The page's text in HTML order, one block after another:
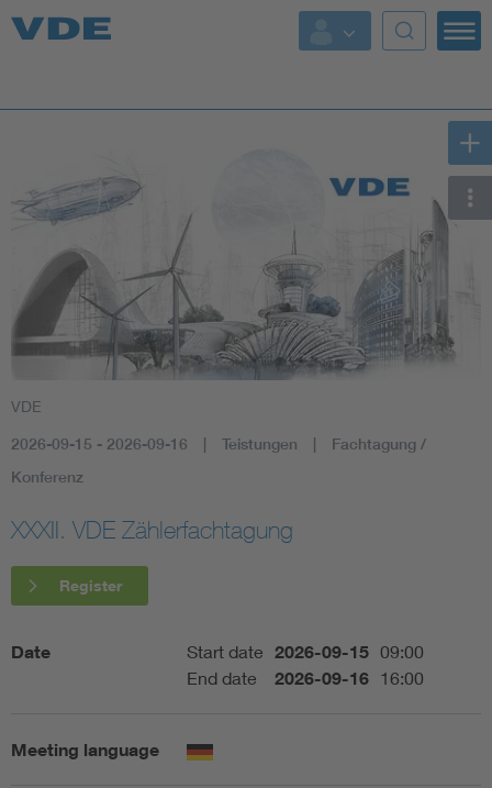
Key Topics
Key Topics
Energy
Standardization
AI & Digital Trust
Health
More Topics
Artificial Intelligence
Consumer protection
Defense
VDE
2026-09-15 - 2026-09-16 Teistungen
Fachtagung /
Konferenz
XXXII. VDE Zählerfachtagung
Register
Date Start date 2026-09-15 09:00
End date
2026-09-16 16:00
Meeting language